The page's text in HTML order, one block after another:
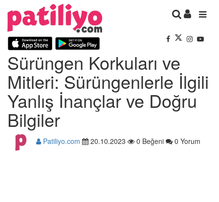
Sürüngen Korkuları ve
Mitleri: Sürüngenlerle İlgili
Yanlış İnançlar ve Doğru
Bilgiler
Patiliyo.com 20.10.2023 0 Beğeni 0 Yorum